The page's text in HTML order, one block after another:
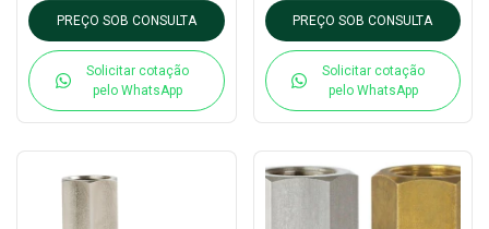
PREÇO SOB CONSULTA
Solicitar cotação
pelo WhatsApp
PREÇO SOB CONSULTA
Solicitar cotação
pelo WhatsApp